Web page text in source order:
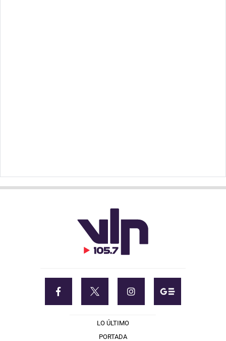
LO ÚLTIMO
PORTADA